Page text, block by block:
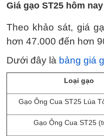
Giá gạo ST25 hôm nay
Theo khảo sát, giá
hơn 47.000 đến hơn
Dưới đây là bảng giá
Loại gạo
Gạo Ông Cua ST25 Lúa
Gạo Ông Cua ST25